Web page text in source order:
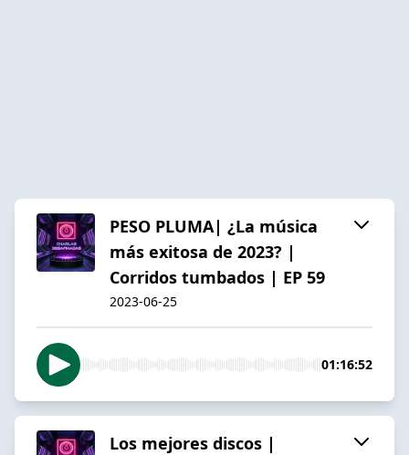
PESO PLUMA| ¿La música
más exitosa de 2023? |
Corridos tumbados | EP 59
2023-06-25
01:16:52
Los mejores discos |